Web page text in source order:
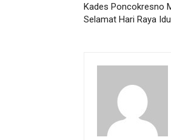
Kades Poncokresno
Selamat Hari Raya